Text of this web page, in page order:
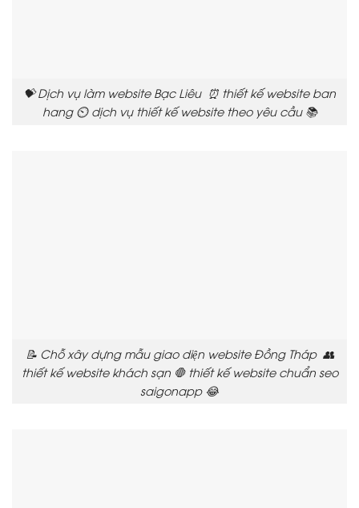
💝 Dịch vụ làm website Bạc Liêu ⏰ thiết kế website ban
hang ⏲️ dịch vụ thiết kế website theo yêu cầu 📚
📝 Chỗ xây dựng mẫu giao diện website Đồng Tháp 👥
thiết kế website khách sạn 🛑 thiết kế website chuẩn seo
saigonapp 😂